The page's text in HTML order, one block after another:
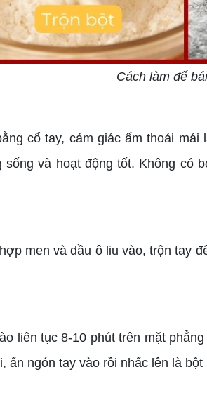
Cách làm đế
cổ tay, cảm giác ấm thoải
và hoạt động tốt. Không có
men và dầu ô liu vào, trộn tay
liên tục 8-10 phút trên mặt
ấn ngón tay vào rồi nhấc lên là